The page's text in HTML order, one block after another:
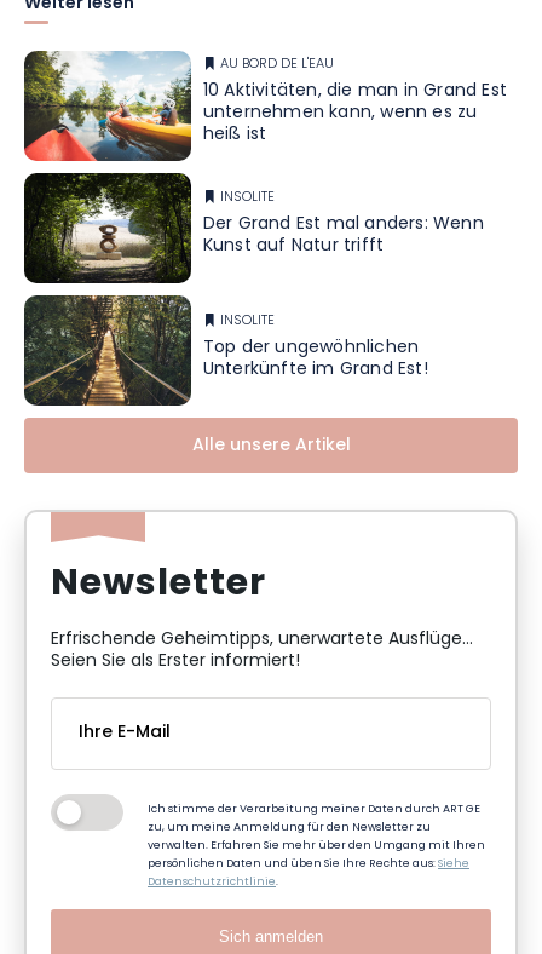
AU BORD DE L'EAU
10 Aktivitäten, die man in Grand Est
unternehmen kann, wenn es zu
heiß ist
INSOLITE
Der Grand Est mal anders: Wenn
Kunst auf Natur trifft
INSOLITE
Top der ungewöhnlichen
Unterkünfte im Grand Est!
Alle unsere Artikel
Newsletter
Erfrischende Geheimtipps, unerwartete Ausflüge...
Seien Sie als Erster informiert!
Ich stimme der Verarbeitung meiner Daten durch ART GE
zu, um meine Anmeldung für den Newsletter zu
verwalten. Erfahren Sie mehr über den Umgang mit Ihren
persönlichen Daten und üben Sie Ihre Rechte aus:Siehe
Datenschutzrichtlinie.
Sich anmelden